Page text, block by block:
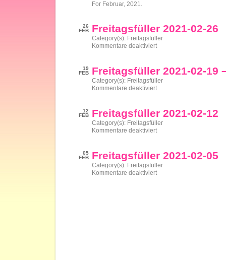
For Februar, 2021.
26
FEB
Freitagsfüller 2021-02-26
Category(s): Freitagsfüller
Kommentare deaktiviertfür
26
19
FEB
Freitagsfüller 2021-02-19
Category(s): Freitagsfüller
Kommentare deaktiviertfür
19
–
Umzugsedition
12
FEB
Freitagsfüller 2021-02-12
Category(s): Freitagsfüller
Kommentare deaktiviertfür
12
05
FEB
Freitagsfüller 2021-02-05
Category(s): Freitagsfüller
Kommentare deaktiviertfür